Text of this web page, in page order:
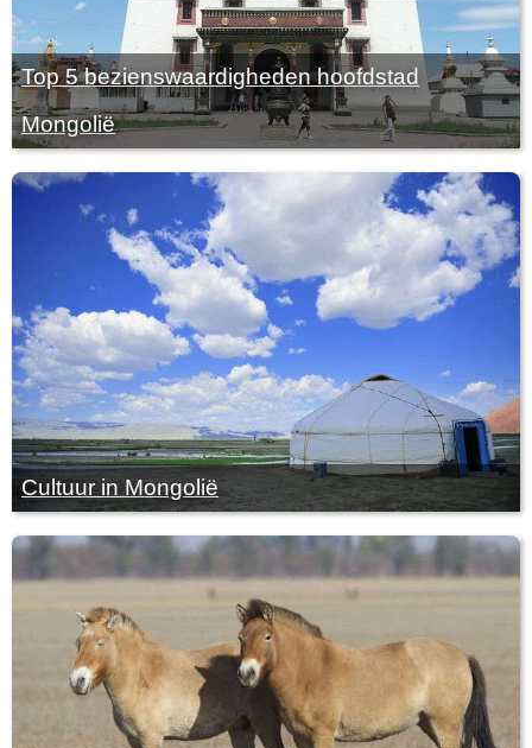
Top 5 bezienswaardigheden hoofdstad
Mongolië
Cultuur in Mongolië